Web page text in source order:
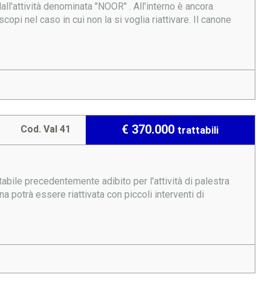
denominata "NOOR" . All'interno è ancora
nel caso in cui non la si voglia riattivare. Il canone
€ 370.000trattabili
Cod. Val 41
precedentemente adibito per l'attività di palestra
potrà essere riattivata con piccoli interventi di